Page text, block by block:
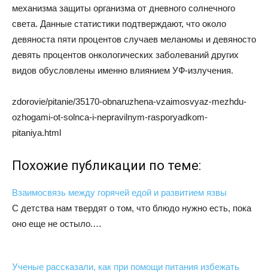
механизма защиты организма от дневного солнечного
света. Данные статистики подтверждают, что около
девяноста пяти процентов случаев меланомы и девяносто
девять процентов онкологических заболеваний других
видов обусловлены именно влиянием УФ-излучения.
zdorovie/pitanie/35170-obnaruzhena-vzaimosvyaz-mezhdu-
ozhogami-ot-solnca-i-nepravilnym-rasporyadkom-
pitaniya.html
Похожие публикации по теме:
Взаимосвязь между горячей едой и развитием язвы
С детства нам твердят о том, что блюдо нужно есть, пока
оно еще не остыло.…
Ученые рассказали, как при помощи питания избежать